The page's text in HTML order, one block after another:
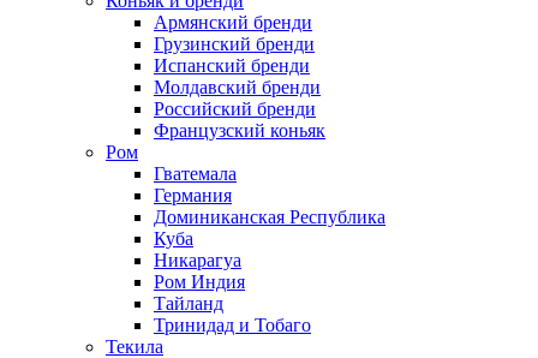
Армянский бренди
Грузинский бренди
Испанский бренди
Молдавский бренди
Российский бренди
Французский коньяк
Ром
Гватемала
Германия
Доминиканская Республика
Куба
Никарагуа
Ром Индия
Тайланд
Тринидад и Тобаго
Текила